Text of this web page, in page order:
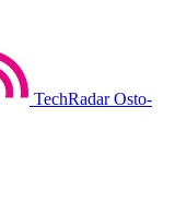
TechRadar Osto-